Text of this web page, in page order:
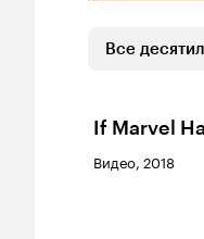
Все
If Marvel
Видео, 2018